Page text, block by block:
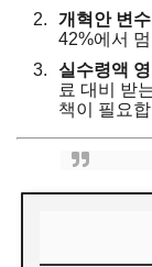
개혁안 변수
42%에서
실수령액
료 대비 받
책이 필요